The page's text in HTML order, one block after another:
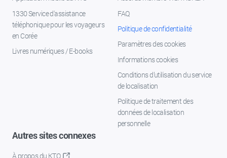
1330 Service d'assistance
téléphonique pour les voyageurs
en Corée
Livres numériques / E-books
FAQ
Politique de confidentialité
Paramètres des cookies
Informations cookies
Conditions d’utilisation du service
de localisation
Politique de traitement des
données de localisation
personnelle
Autres sites connexes
À propos du KTO